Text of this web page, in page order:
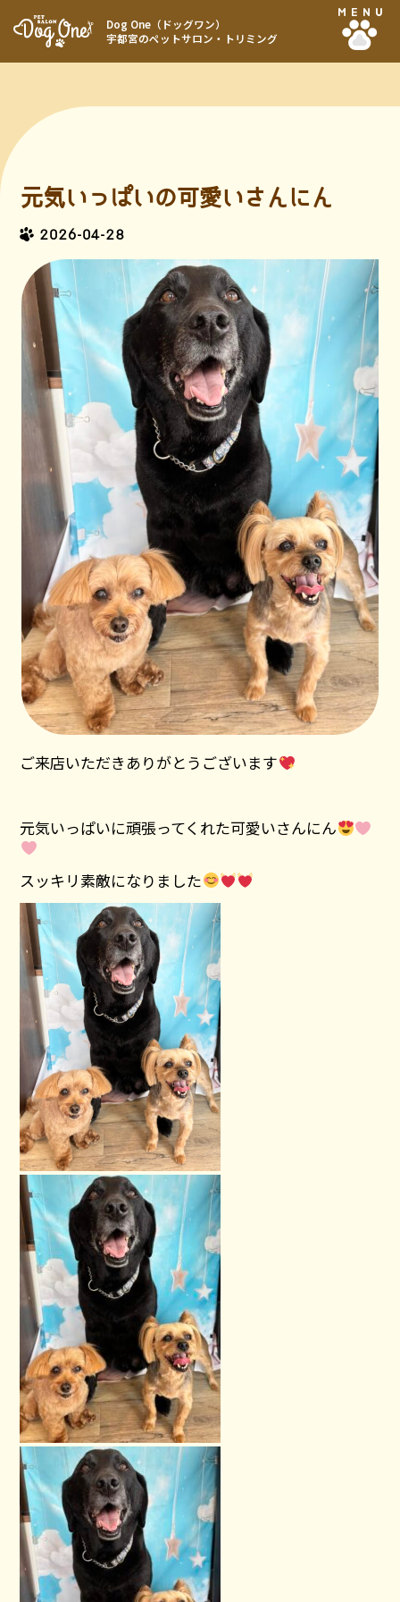
Dog One（ドッグワン）
宇都宮のペットサロン・トリミング
MENU
元気いっぱいの可愛いさんにん
2026-04-28
ご来店いただきありがとうございます
元気いっぱいに頑張ってくれた可愛いさんにん
スッキリ素敵になりました